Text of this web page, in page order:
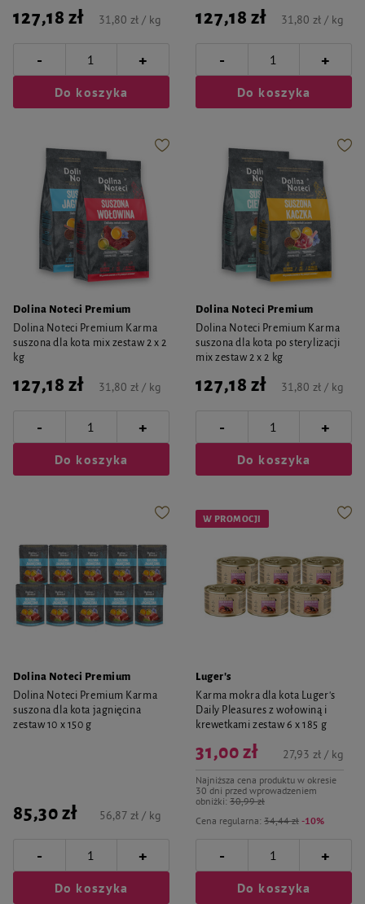
127,18 zł 31,80 zł / kg
- +
Do koszyka
127,18 zł 31,80 zł / kg
- +
Do koszyka
Dolina Noteci Premium
Dolina Noteci Premium Karma
suszona dla kota mix zestaw 2 x 2
kg
127,18 zł 31,80 zł / kg
- +
Do koszyka
Dolina Noteci Premium
Dolina Noteci Premium Karma
suszona dla kota po sterylizacji
mix zestaw 2 x 2 kg
127,18 zł 31,80 zł / kg
- +
Do koszyka
Dolina Noteci Premium
Dolina Noteci Premium Karma
suszona dla kota jagnięcina
zestaw 10 x 150 g
85,30 zł 56,87 zł / kg
- +
Do koszyka
W PROMOCJI
Luger's
Karma mokra dla kota Luger's
Daily Pleasures z wołowiną i
krewetkami zestaw 6 x 185 g
Cena regularna: 34,44 zł -10%
31,00 zł
Najniższa cena produktu w okresie
30 dni przed wprowadzeniem
obniżki: 30,99 zł
27,93 zł / kg
- +
Do koszyka